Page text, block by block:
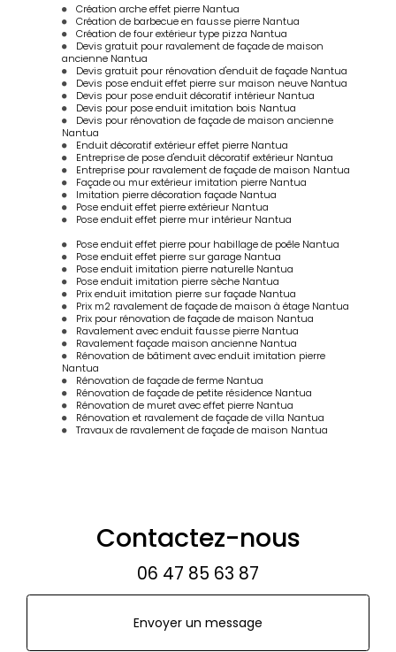
Création arche effet pierre Nantua
Création de barbecue en fausse pierre Nantua
Création de four extérieur type pizza Nantua
Devis gratuit pour ravalement de façade de maison
ancienne Nantua
Devis gratuit pour rénovation d'enduit de façade Nantua
Devis pose enduit effet pierre sur maison neuve Nantua
Devis pour pose enduit décoratif intérieur Nantua
Devis pour pose enduit imitation bois Nantua
Devis pour rénovation de façade de maison ancienne
Nantua
Enduit décoratif extérieur effet pierre Nantua
Entreprise de pose d'enduit décoratif extérieur Nantua
Entreprise pour ravalement de façade de maison Nantua
Façade ou mur extérieur imitation pierre Nantua
Imitation pierre décoration façade Nantua
Pose enduit effet pierre extérieur Nantua
Pose enduit effet pierre mur intérieur Nantua
Pose enduit effet pierre pour habillage de poêle Nantua
Pose enduit effet pierre sur garage Nantua
Pose enduit imitation pierre naturelle Nantua
Pose enduit imitation pierre sèche Nantua
Prix enduit imitation pierre sur façade Nantua
Prix m2 ravalement de façade de maison à étage Nantua
Prix pour rénovation de façade de maison Nantua
Ravalement avec enduit fausse pierre Nantua
Ravalement façade maison ancienne Nantua
Rénovation de bâtiment avec enduit imitation pierre
Nantua
Rénovation de façade de ferme Nantua
Rénovation de façade de petite résidence Nantua
Rénovation de muret avec effet pierre Nantua
Rénovation et ravalement de façade de villa Nantua
Travaux de ravalement de façade de maison Nantua
Contactez-nous
06 47 85 63 87
Envoyer un message